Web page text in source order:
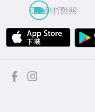
商品到貨動態
APP
facebook